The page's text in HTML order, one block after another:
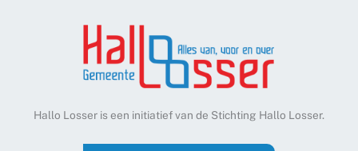
Hallo Losser is een initiatief van de Stichting Hallo Losser.